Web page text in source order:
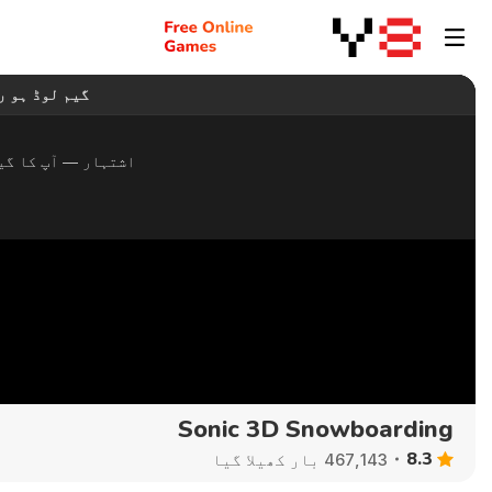
Sonic 3D Snowboarding
8.3 467,143 بار کھیلا گیا